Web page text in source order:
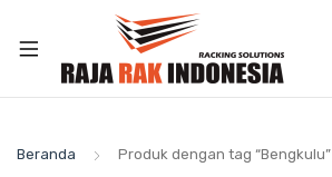
Beranda Produk dengan tag “Bengkulu”